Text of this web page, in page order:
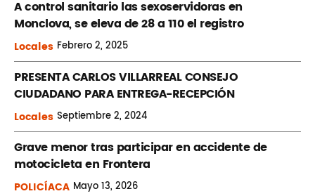
A control sanitario las sexoservidoras en
Monclova, se eleva de 28 a 110 el registro
Locales Febrero2, 2025
PRESENTA CARLOS VILLARREAL CONSEJO
CIUDADANO PARA ENTREGA-RECEPCIÓN
Locales Septiembre2, 2024
Grave menor tras participar en accidente de
motocicleta en Frontera
POLICÍACA Mayo13, 2026